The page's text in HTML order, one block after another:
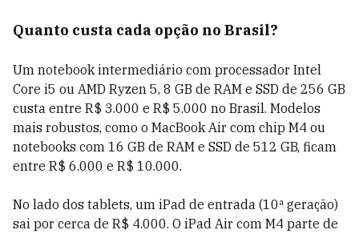
Quanto custa cada opção no Brasil?
Um notebook intermediário com processador Intel
Core i5 ou AMD Ryzen 5, 8 GB de RAM e SSD de 256 GB
custa entre R$ 3.000 e R$ 5.000 no Brasil. Modelos
mais robustos, como o MacBook Air com chip M4 ou
notebooks com 16 GB de RAM e SSD de 512 GB, ficam
entre R$ 6.000 e R$ 10.000.
No lado dos tablets, um iPad de entrada (10ª geração)
sai por cerca de R$ 4.000. O iPad Air com M4 parte de